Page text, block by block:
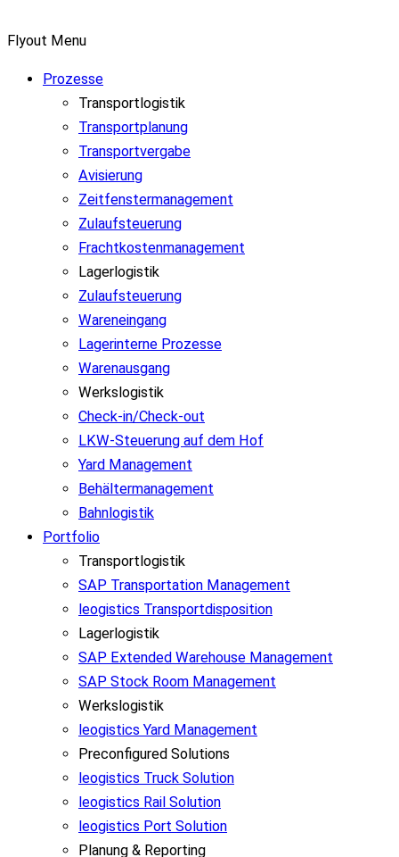
Flyout Menu
Prozesse
Transportlogistik
Transportplanung
Transportvergabe
Avisierung
Zeitfenstermanagement
Zulaufsteuerung
Frachtkostenmanagement
Lagerlogistik
Zulaufsteuerung
Wareneingang
Lagerinterne Prozesse
Warenausgang
Werkslogistik
Check-in/Check-out
LKW-Steuerung auf dem Hof
Yard Management
Behältermanagement
Bahnlogistik
Portfolio
Transportlogistik
SAP Transportation Management
leogistics Transportdisposition
Lagerlogistik
SAP Extended Warehouse Management
SAP Stock Room Management
Werkslogistik
leogistics Yard Management
Preconfigured Solutions
leogistics Truck Solution
leogistics Rail Solution
leogistics Port Solution
Planung & Reporting